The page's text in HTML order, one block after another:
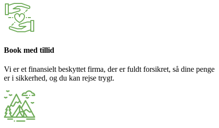
Book med tillid
Vi er et finansielt beskyttet firma, der er fuldt forsikret, så dine penge
er i sikkerhed, og du kan rejse trygt.